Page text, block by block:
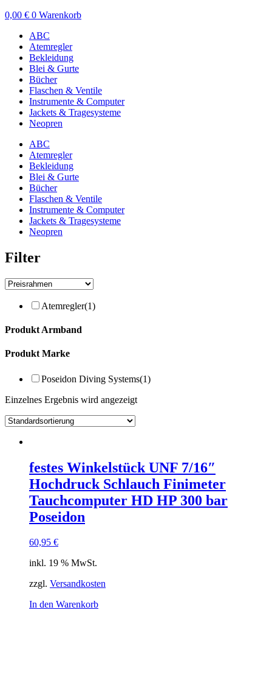
0,00 € 0 Warenkorb
ABC
Atemregler
Bekleidung
Blei & Gurte
Bücher
Flaschen & Ventile
Instrumente & Computer
Jackets & Tragesysteme
Neopren
ABC
Atemregler
Bekleidung
Blei & Gurte
Bücher
Flaschen & Ventile
Instrumente & Computer
Jackets & Tragesysteme
Neopren
Filter
Atemregler(1)
Produkt Armband
Produkt Marke
Poseidon Diving Systems(1)
Einzelnes Ergebnis wird angezeigt
festes Winkelstück UNF 7/16″
Hochdruck Schlauch Finimeter
Tauchcomputer HD HP 300 bar
Poseidon
60,95 €
inkl. 19 % MwSt.
zzgl. Versandkosten
In den Warenkorb